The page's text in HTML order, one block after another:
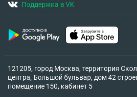
Поддержка в VK
121205, город Москва, территория
центра, Большой бульвар, дом 42
помещение 150, кабинет 5